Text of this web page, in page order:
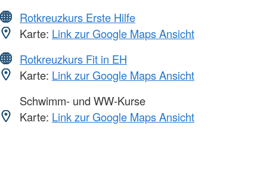
Rotkreuzkurs Erste Hilfe
Karte: Link zur Google Maps Ansicht
Rotkreuzkurs Fit in EH
Karte: Link zur Google Maps Ansicht
Schwimm- und WW-Kurse
Karte: Link zur Google Maps Ansicht